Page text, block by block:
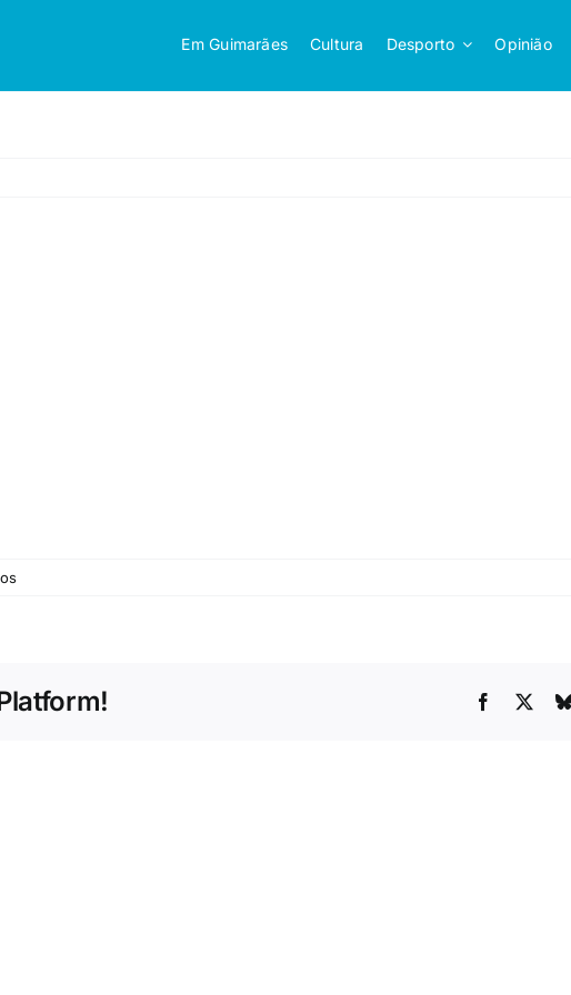
Em Guimarães Cultura Desporto Opinião
em
Facebook
X